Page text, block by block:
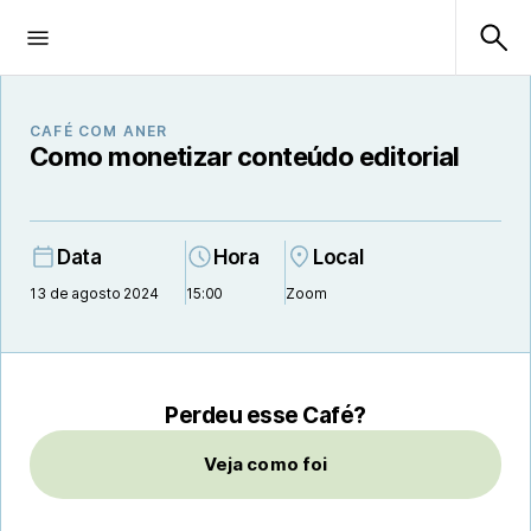
CAFÉ COM ANER
Como monetizar conteúdo editorial
Data
13 de agosto 2024
Hora
15:00
Local
Zoom
Perdeu esse Café?
Veja como foi